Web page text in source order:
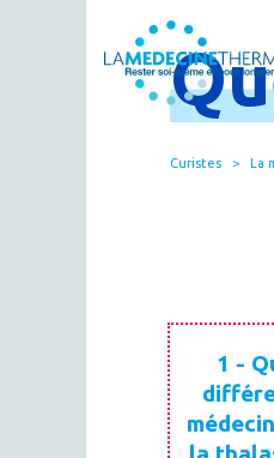
Curistes La
1 -
la